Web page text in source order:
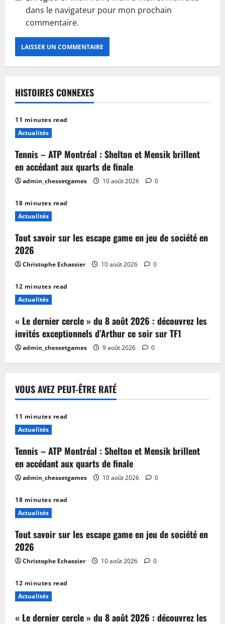
dans le navigateur pour mon prochain
commentaire.
HISTOIRES CONNEXES
11 minutes read
Actualités
Tennis – ATP Montréal : Shelton et Mensik brillent
en accédant aux quarts de finale
admin_chessetgames 10 août 2026 0
18 minutes read
Actualités
Tout savoir sur les escape game en jeu de société en
2026
Christophe Echassier 10 août 2026 0
12 minutes read
Actualités
« Le dernier cercle » du 8 août 2026 : découvrez les
invités exceptionnels d’Arthur ce soir sur TF1
admin_chessetgames 9 août 2026 0
VOUS AVEZ PEUT-ÊTRE RATÉ
11 minutes read
Actualités
Tennis – ATP Montréal : Shelton et Mensik brillent
en accédant aux quarts de finale
admin_chessetgames 10 août 2026 0
18 minutes read
Actualités
Tout savoir sur les escape game en jeu de société en
2026
Christophe Echassier 10 août 2026 0
12 minutes read
Actualités
« Le dernier cercle » du 8 août 2026 : découvrez les